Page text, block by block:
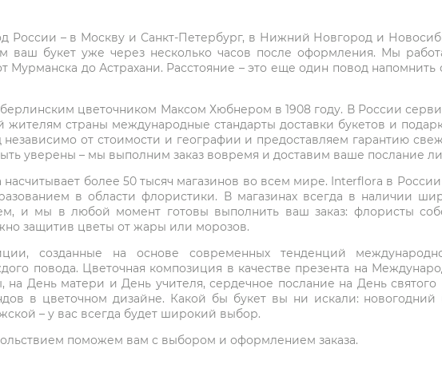
России – в Москву и Санкт-Петербург, в Нижний Новгород и
ваш букет уже через несколько часов после оформления. Мы
до Астрахани. Расстояние – это еще один повод напомнить
цветочником Максом Хюбнером в 1908 году. В России
страны международные стандарты доставки букетов и
от стоимости и географии и предоставляем гарантию
уверены – мы выполним заказ вовремя и доставим ваше послание
более 50 тысяч магазинов во всем мире. Interflora в
в области флористики. В магазинах всегда в наличии
и мы в любой момент готовы выполнить ваш заказ: флористы
защитив цветы от жары или морозов.
созданные на основе современных тенденций
повода. Цветочная композиция в качестве презента на
День матери и День учителя, сердечное послание на День
в цветочном дизайне. Какой бы букет вы ни искали:
– у вас всегда будет широкий выбор.
поможем вам с выбором и оформлением заказа.